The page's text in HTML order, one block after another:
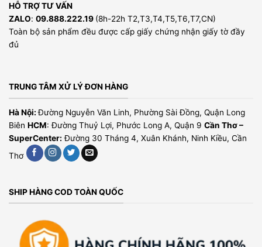
HỖ TRỢ TƯ VẤN
ZALO: 09.888.222.19 (8h-22h T2,T3,T4,T5,T6,T7,CN)
Toàn bộ sản phẩm đều được cấp giấy chứng nhận giấy tờ đầy
đủ
TRUNG TÂM XỬ LÝ ĐƠN HÀNG
Hà Nội:Đường Nguyễn Văn Linh, Phường Sài Đồng, Quận Long
Biên HCM: Đường Thuỷ Lợi, Phước Long A, Quận 9 Cần Thơ –
SuperCenter: Đường 30 Tháng 4, Xuân Khánh, Ninh Kiều, Cần
Thơ
SHIP HÀNG COD TOÀN QUỐC